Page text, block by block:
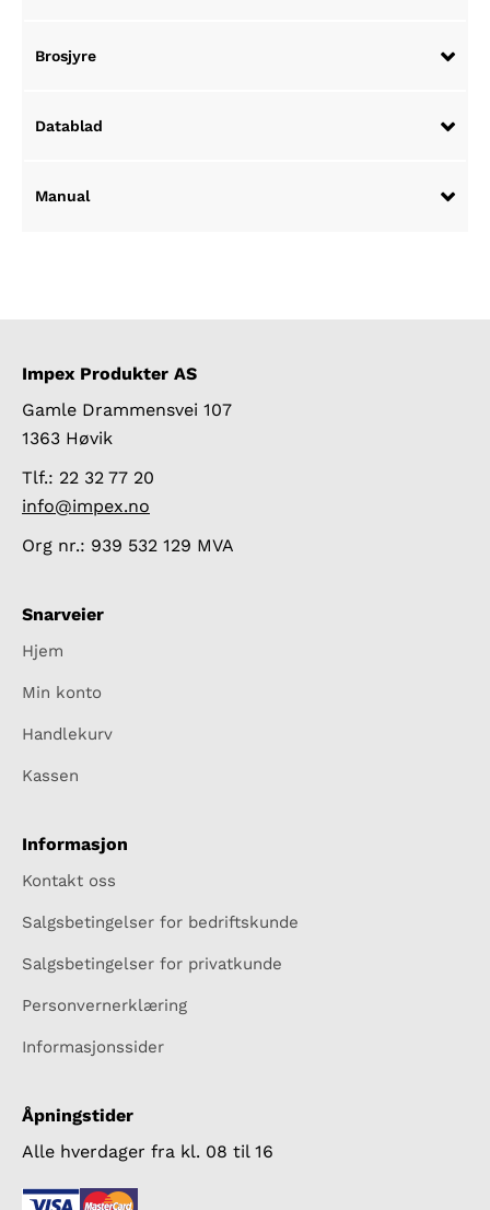
Brosjyre
Datablad
Manual
Impex Produkter AS
Gamle Drammensvei 107
1363 Høvik
Tlf.: 22 32 77 20
info@impex.no
Org nr.: 939 532 129 MVA
Snarveier
Hjem
Min konto
Handlekurv
Kassen
Informasjon
Kontakt oss
Salgsbetingelser for bedriftskunde
Salgsbetingelser for privatkunde
Personvernerklæring
Informasjonssider
Åpningstider
Alle hverdager fra kl. 08 til 16